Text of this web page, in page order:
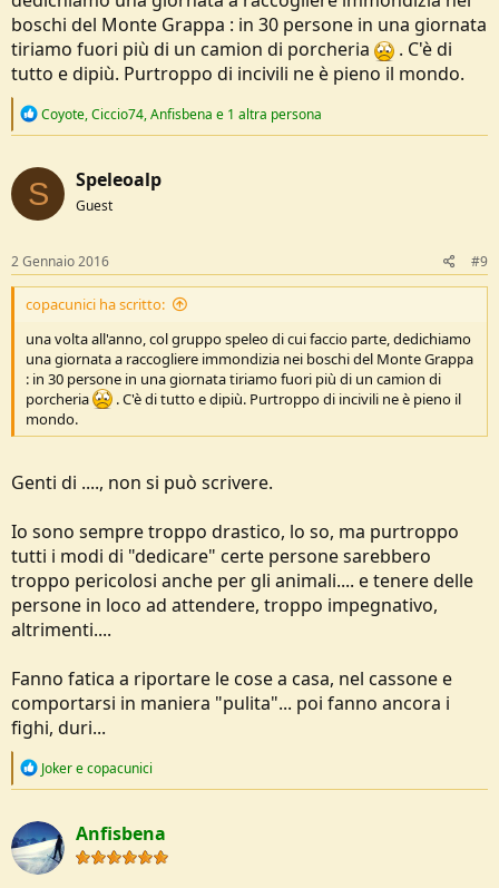
boschi del Monte Grappa : in 30 persone in una giornata
tiriamo fuori più di un camion di porcheria
. C'è di
tutto e dipiù. Purtroppo di incivili ne è pieno il mondo.
R
c
t
i
o
s
:
Coyote,Ciccio74,Anfisbena e 1 altra persona
S Speleoalp
Guest
2 Gennaio 2016 #9
copacunici ha scritto:
una volta all'anno, col gruppo speleo di cui faccio parte, dedichiamo
una giornata a raccogliere immondizia nei boschi del Monte Grappa
: in 30 persone in una giornata tiriamo fuori più di un camion di
porcheria
. C'è di tutto e dipiù. Purtroppo di incivili ne è pieno il
mondo.
Genti di ...., non si può scrivere.
Io sono sempre troppo drastico, lo so, ma purtroppo
tutti i modi di "dedicare" certe persone sarebbero
troppo pericolosi anche per gli animali.... e tenere delle
persone in loco ad attendere, troppo impegnativo,
altrimenti....
Fanno fatica a riportare le cose a casa, nel cassone e
comportarsi in maniera "pulita"... poi fanno ancora i
fighi, duri...
R
c
t
i
o
Jokerecopacunici
Anfisbena